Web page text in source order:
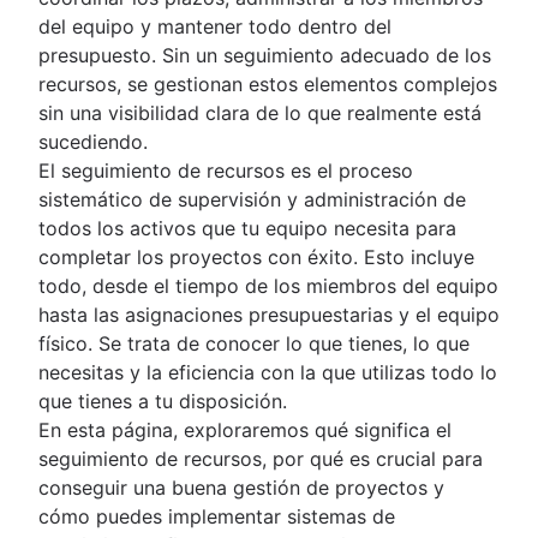
Presentación
Red social corporativa
What is project initiation?
Reunión de lanzamiento del proyecto
Objetivos de proyecto
Project milestones
Entregas del proyecto
Criterios de aceptación
Mapeo de las partes interesadas:
ventajas y ejemplos
Alcance del proyecto
La triple limitación
Plan de negocio
Fase de demostración
Resumen de una propuesta
Acta de proyecto y cartel de proyecto
Establecimiento de objetivos
Presentación
Creación de objetivos y principios
Tipos de objetivos
Teoría de fijación de metas
Ejemplos de objetivos y resultados clave
Ejemplos de objetivos de proyectos
Análisis de coste-beneficio
Lienzo de modelo de negocio
Entender los mapas perceptivos
Goal management software
Roles y responsabilidades
Funciones del proyecto
Gestor de proyectos
Líder del proyecto
Patrocinador del proyecto
Propietario del proyecto
Equipos de proyecto
Tabla de RACI
Estatuto de equipo
Plan de implementación
Organigrama
Planificación de proyectos
Presentación
Desarrollo de un plan de proyecto
Plan de acción
Coordinación del proyecto
Planificación de los procedimientos
KPI
Planes de marketing
Gestión de carteras de proyectos
Estudio de viabilidad
Project calendar
Planificación estratégica
Presentación
Ejemplos
Planificación anual
Planificación trimestral
Planificación empresarial
Cómo priorizar tareas
Mapeo del ecosistema
Alineación de objetivos
Marketing de eventos
Lanzamiento de la marca
Cómo renovar la marca: elementos
fundamentales y pasos clave
Marcos de planificación
Marcos
Análisis DAFO
Análisis PESTLE
Tablero de visión
Análisis del origen del problema
Ciclo PDCA
Matriz de Eisenhower
Matriz de BCG
Gobernanza del proyecto
Estimación de proyectos
Estimación de proyectos
Cronograma
Gráfico de hitos
Método del camino crítico
Cómo afecta el retraso a la gestión de
proyectos
¿Qué es una planificación maestra
Presupuesto del proyecto
Gestión de recursos
Presentación
Presentación
Planificación de la capacidad
Estructura de desglose del producto
Planificación de recursos
Seguimiento
Planificación de adquisiciones del proyecto
Gestión de recursos empresariales
del equipo y mantener todo dentro del
presupuesto. Sin un seguimiento adecuado de los
recursos, se gestionan estos elementos complejos
sin una visibilidad clara de lo que realmente está
sucediendo.
El seguimiento de recursos es el proceso
sistemático de supervisión y administración de
todos los activos que tu equipo necesita para
completar los proyectos con éxito. Esto incluye
todo, desde el tiempo de los miembros del equipo
hasta las asignaciones presupuestarias y el equipo
físico. Se trata de conocer lo que tienes, lo que
necesitas y la eficiencia con la que utilizas todo lo
que tienes a tu disposición.
En esta página, exploraremos qué significa el
seguimiento de recursos, por qué es crucial para
conseguir una buena gestión de proyectos y
cómo puedes implementar sistemas de